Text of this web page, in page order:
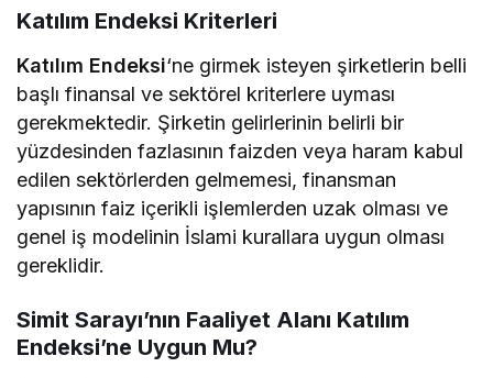
Katılım Endeksi Kriterleri
Katılım Endeksi‘ne girmek isteyen şirketlerin belli
başlı finansal ve sektörel kriterlere uyması
gerekmektedir. Şirketin gelirlerinin belirli bir
yüzdesinden fazlasının faizden veya haram kabul
edilen sektörlerden gelmemesi, finansman
yapısının faiz içerikli işlemlerden uzak olması ve
genel iş modelinin İslami kurallara uygun olması
gereklidir.
Simit Sarayı’nın Faaliyet Alanı Katılım
Endeksi’ne Uygun Mu?